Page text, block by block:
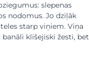
slepenas
nodomus. Jo dziļāk
starp viņiem. Viņa
klišejiski žesti, bet